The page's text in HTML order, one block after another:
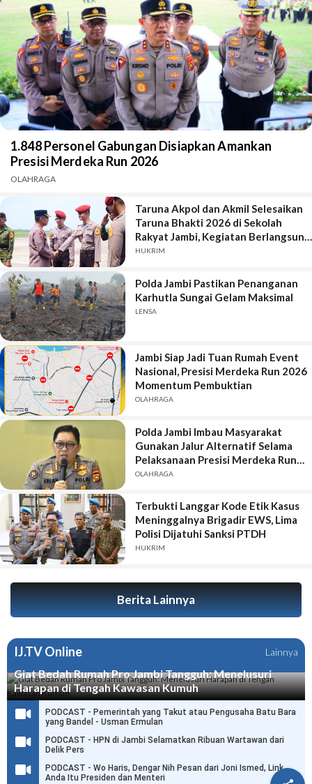
1.848 Personel Gabungan Disiapkan Amankan
Presisi Merdeka Run 2026
OLAHRAGA
Taruna Akpol dan Akmil Selesaikan
Taruna Bhakti 2026 di Sekolah
Rakyat Jambi, Kegiatan Berlangsung
Aman dan Lancar
HUKRIM
Polda Jambi Pastikan Penanganan
Karhutla Sungai Gelam Maksimal
LENSA
Jambi Siap Jadi Tuan Rumah Event
Nasional, Presisi Merdeka Run 2026
Momentum Pembuktian
OLAHRAGA
Polda Jambi Imbau Masyarakat
Gunakan Jalur Alternatif Selama
Pelaksanaan Presisi Merdeka Run
2026
OLAHRAGA
Terbukti Langgar Kode Etik Kasus
Meninggalnya Brigadir EWS, Lima
Polisi Dijatuhi Sanksi PTDH
HUKRIM
Berita Lainnya
IJ.TV Online Lainnya
Giat Bedah Rumah Pro Jambi Tangguh: Menelusuri
Harapan di Tengah Kawasan Kumuh
PODCAST - Pemerintah yang Takut atau Pengusaha Batu Bara
yang Bandel - Usman Ermulan
PODCAST - HPN di Jambi Selamatkan Ribuan Wartawan dari
Delik Pers
PODCAST - Wo Haris, Dengar Nih Pesan dari Joni Ismed, Link
Anda Itu Presiden dan Menteri